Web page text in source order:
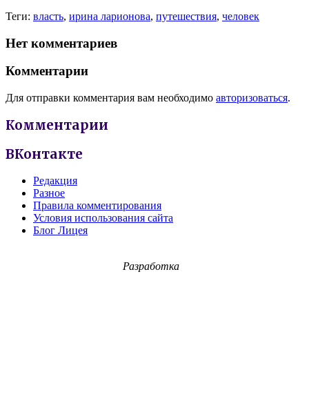
Теги: власть, ирина ларионова, путешествия, человек
Нет комментариев
Комментарии
Для отправки комментария вам необходимо авторизоваться.
Комментарии
ВКонтакте
Редакция
Разное
Правила комментирования
Условия использования сайта
Блог Лицея
Разработка